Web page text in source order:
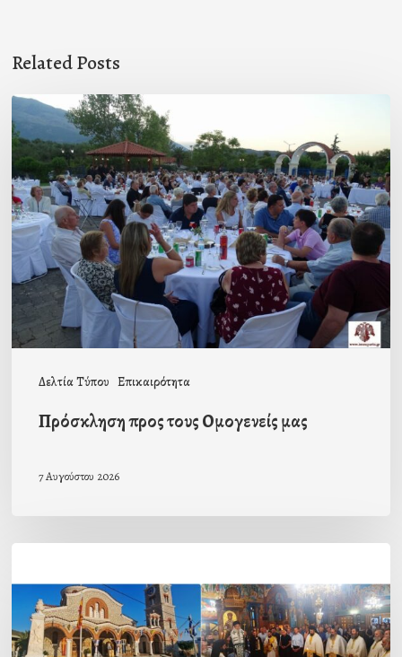
Related Posts
Δελτία Τύπου Επικαιρότητα
Πρόσκληση
προς
τους
Ομογενείς
μας
Πρόσκληση προς τους Ομογενείς μας
7 Αυγούστου 2026
εορτή
της
Μεταμορφώσεως